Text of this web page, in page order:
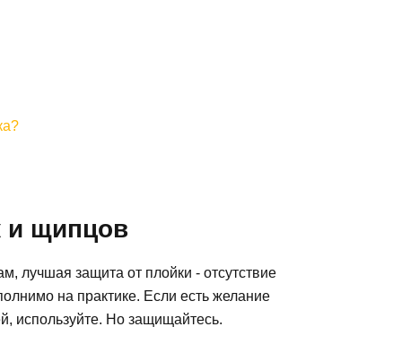
и щипцов
лучшая защита от плойки - отсутствие
на практике. Если есть желание
используйте. Но защищайтесь.